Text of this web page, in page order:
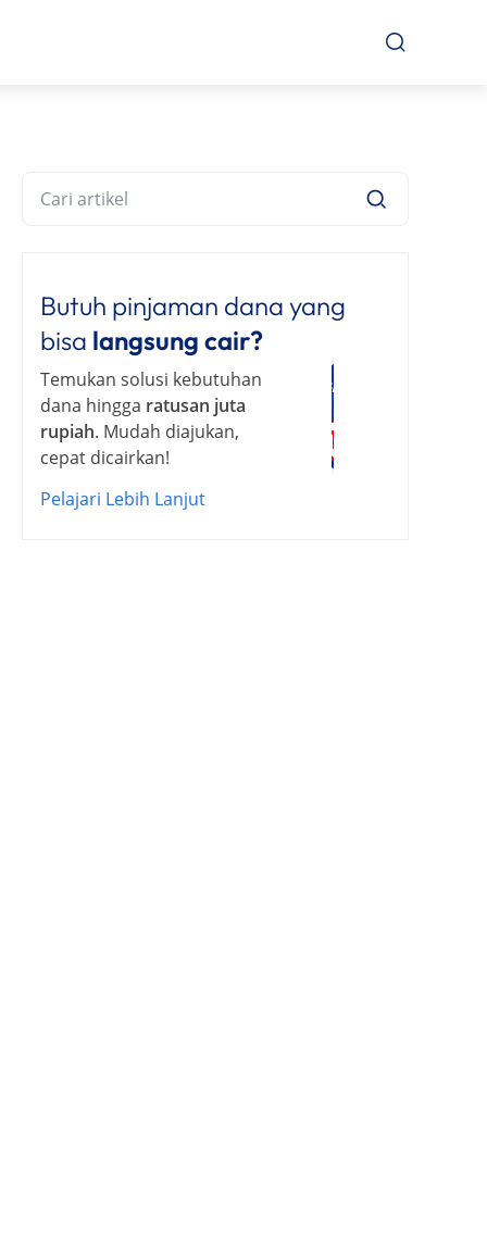
Butuh pinjaman dana yang
bisa langsung cair?
Temukan solusi kebutuhan
dana hingga ratusan juta
rupiah. Mudah diajukan,
cepat dicairkan!
Pelajari Lebih Lanjut